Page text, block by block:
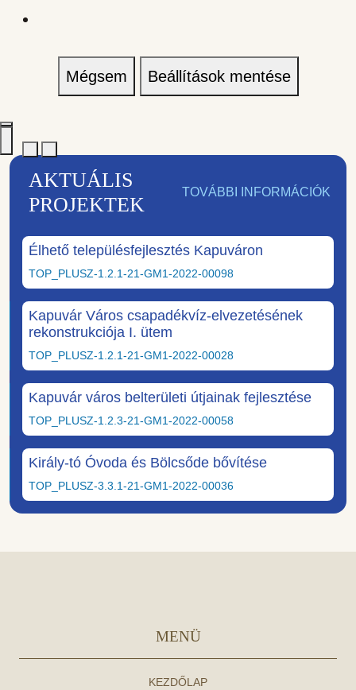
Mégsem Beállítások mentése
AKTUÁLIS
PROJEKTEK
TOVÁBBI INFORMÁCIÓK
Élhető településfejlesztés Kapuváron
TOP_PLUSZ-1.2.1-21-GM1-2022-00098
Kapuvár Város csapadékvíz-elvezetésének
rekonstrukciója I. ütem
TOP_PLUSZ-1.2.1-21-GM1-2022-00028
Kapuvár város belterületi útjainak fejlesztése
TOP_PLUSZ-1.2.3-21-GM1-2022-00058
Király-tó Óvoda és Bölcsőde bővítése
TOP_PLUSZ-3.3.1-21-GM1-2022-00036
MENÜ
KEZDŐLAP